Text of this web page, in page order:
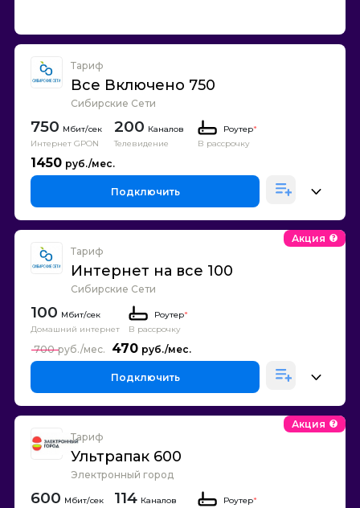
Тариф
Все Включено 750
Сибирские Сети
750
Интернет GPON
200 Каналов
Телевидение
Роутер*
В рассрочку
1450
Подключить
Тариф
Интернет на все 100
Сибирские Сети
Акция
100
Домашний интернет
Роутер*
В рассрочку
470
700
Подключить
Тариф
Ультрапак 600
Электронный город
Акция
600 114 Каналов
Роутер*